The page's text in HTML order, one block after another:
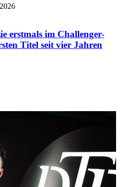
erstmals im Challenger-
Titel seit vier Jahren